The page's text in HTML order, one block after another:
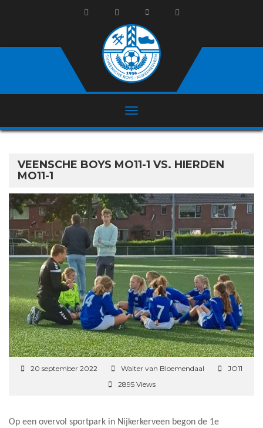
VEENSCHE BOYS MO11-1 VS. HIERDEN
MO11-1
20 september 2022 Walter van Bloemendaal
JO11
2895 Views
Op een overvol sportpark in Nijkerkerveen begon de 1e